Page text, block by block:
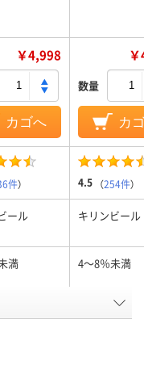
￥4,998
カゴへ
数量
カ
件） 4.5 （254件）
ール キリンビール
満 4～8％未満
50